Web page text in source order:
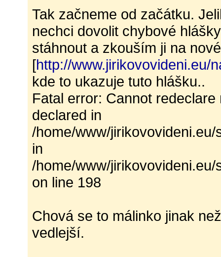
Tak začneme od začátku.
nechci dovolit chybové
stáhnout a zkouším ji na
[http://www.jirikovovideni.eu/
kde to ukazuje tuto hlášku..
Fatal error: Cannot
declared in
/home/www/
in
/home/www/
on line 198
Chová se to málinko jinak
vedlejší.